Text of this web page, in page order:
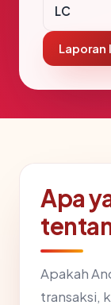
LC
Laporan
Apa
Apakah
transaksi,